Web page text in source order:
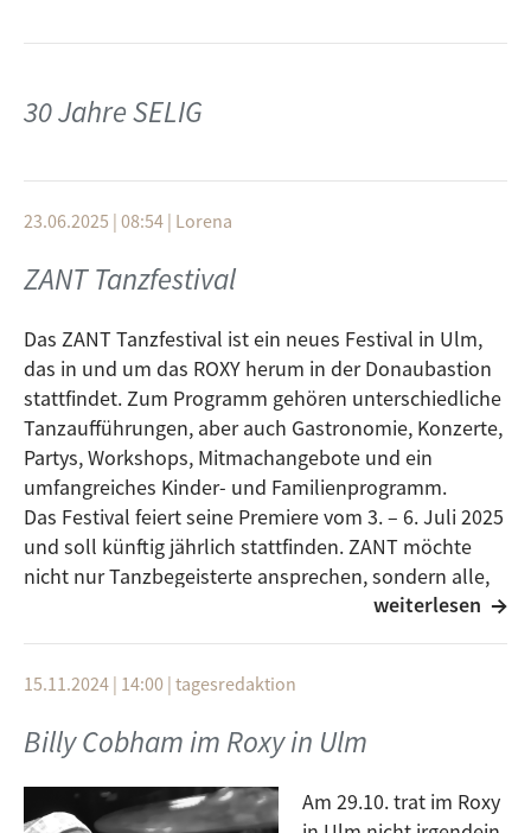
30 Jahre SELIG
23.06.2025 | 08:54 | Lorena
ZANT Tanzfestival
Das ZANT Tanzfestival ist ein neues Festival in Ulm,
das in und um das ROXY herum in der Donaubastion
stattfindet. Zum Programm gehören unterschiedliche
Tanzaufführungen, aber auch Gastronomie, Konzerte,
Partys, Workshops, Mitmachangebote und ein
umfangreiches Kinder- und Familienprogramm.
Das Festival feiert seine Premiere vom 3. – 6. Juli 2025
und soll künftig jährlich stattfinden. ZANT möchte
nicht nur Tanzbegeisterte ansprechen, sondern alle,
ZANT wird vom ROXY TanzLabor veranstaltet - in
Kooperation mit Akteur:innen aus der Region wie der
Popbastion, der Reithalle und Projekten aus der
Ulmer Tanzszene.
Alles weitere hierzu, erfahrt in in der Plattform.
weiterlesen
15.11.2024 | 14:00 | tagesredaktion
Billy Cobham im Roxy in Ulm
Am 29.10. trat im Roxy